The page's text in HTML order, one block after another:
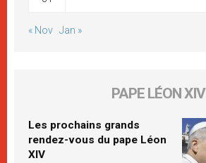
« Nov Jan »
PAPE LÉON XIV
Les prochains grands
rendez-vous du pape Léon
XIV